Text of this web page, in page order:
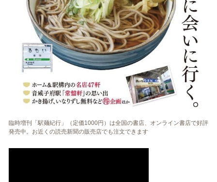
臨時増刊「駅麺紀行」（定価1000円）は全国の書店、オンライン書店で好評
発売中。お近くの読売新聞の販売店でも注文できます